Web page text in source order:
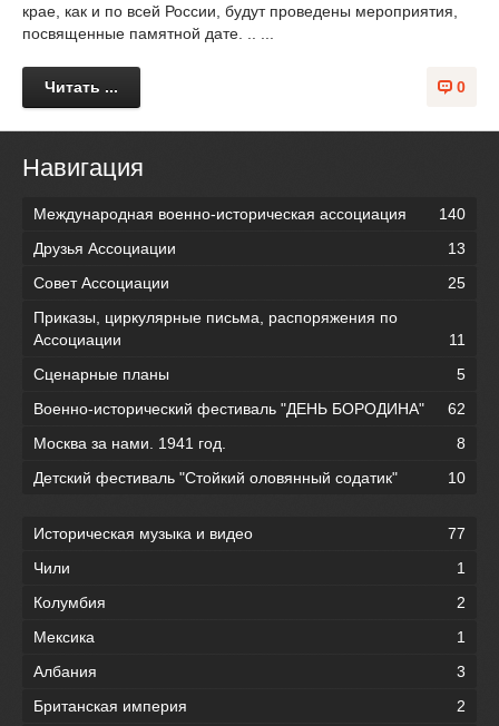
крае, как и по всей России, будут проведены мероприятия,
посвященные памятной дате. .. ...
0
Читать ...
Навигация
Международная военно-историческая ассоциация
140
Друзья Ассоциации
13
Совет Ассоциации
25
Приказы, циркулярные письма, распоряжения по
Ассоциации
11
Сценарные планы
5
Военно-исторический фестиваль "ДЕНЬ БОРОДИНА"
62
Москва за нами. 1941 год.
8
Детский фестиваль "Стойкий оловянный содатик"
10
Историческая музыка и видео
77
Чили
1
Колумбия
2
Мексика
1
Албания
3
Британская империя
2